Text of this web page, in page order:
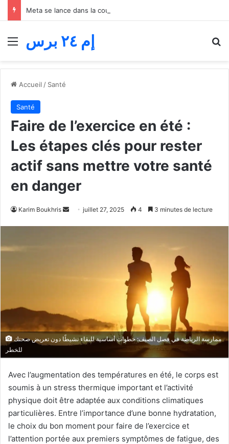
Menu إم ٢٤ برس
Accueil / Santé
Santé
Faire de l’exercice en été :
Les étapes clés pour rester
actif sans mettre votre santé
en danger
Karim Boukhris
Envoyerjuillet 27, 2025 4 3 minutes de lecture
للخطر
Avec l’augmentation des températures en été, le corps est
soumis à un stress thermique important et l’activité
physique doit être adaptée aux conditions climatiques
particulières. Entre l’importance d’une bonne hydratation,
le choix du bon moment pour faire de l’exercice et
l’attention portée aux premiers symptômes de fatigue, des